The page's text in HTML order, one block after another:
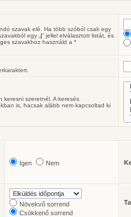
szavak elé. Ha több szóból csak egy
egy „ |” jellel elválasztott listát, és
szavakhoz használd a *
keresni szeretnél. A keresés
is, hacsak alább nem kapcsoltad ki
Igen Nem
Növekvő sorrend
Csökkenő sorrend